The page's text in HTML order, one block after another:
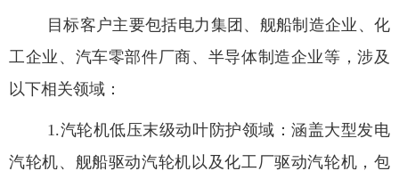
目标客户主要包括电力集团、舰船制造企业、化
工企业、汽车零部件厂商、半导体制造企业等，涉及
以下相关领域：
1.汽轮机低压末级动叶防护领域：涵盖大型发电
汽轮机、舰船驱动汽轮机以及化工厂驱动汽轮机，包